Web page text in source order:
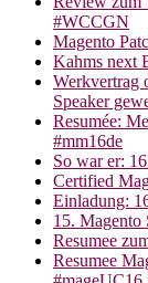
#WCCGN
Magento
Kahms next
Werkvertrag
Speaker
Resumée:
#mm16de
So war er:
Certified
Einladung:
15. Magento
Resumee
Resumee